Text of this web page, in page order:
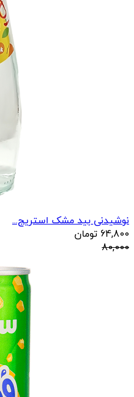
نوشیدنی بید مشک استریج...
64,800 تومان
80,000